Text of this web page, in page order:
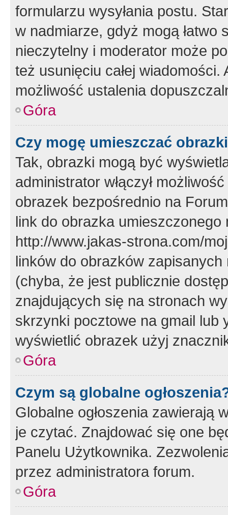
formularzu wysyłania postu.
w nadmiarze, gdyż mogą
nieczytelny i moderator może
też usunięciu całej
możliwość ustalenia
Góra
Czy mogę umieszczać
Tak, obrazki mogą być
administrator włączył
obrazek bezpośrednio na
link do obrazka
http://www.jakas-strona.com/
linków do obrazków
(chyba, że jest publicznie
znajdujących się na stronach
skrzynki pocztowe na gmail lub
wyświetlić obrazek użyj
Góra
Czym są globalne
Globalne ogłoszenia zawierają
je czytać. Znajdować się one
Panelu Użytkownika.
przez administratora forum.
Góra